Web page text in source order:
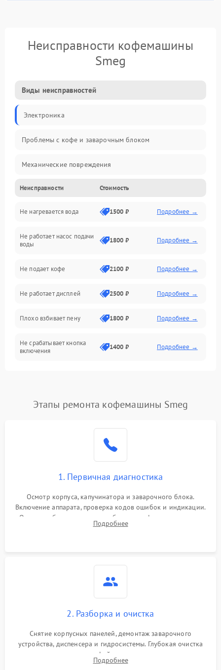
Неисправности кофемашины
Smeg
Виды неисправностей
Электроника
Проблемы с кофе и заварочным блоком
Механические повреждения
Прочие неисправности
Включение и работа
Проблемы с водой
Проблемы с капучинатором и паром
Управление и электроника
Программное обеспечение
Неисправности Стоимость
Не нагревается вода 1500 ₽ Подробнее →
Не работает насос подачи
воды
1800 ₽ Подробнее →
Не подает кофе 2100 ₽ Подробнее →
Не работает дисплей 2500 ₽ Подробнее →
Плохо взбивает пену 1800 ₽ Подробнее →
Не срабатывает кнопка
включения
1400 ₽ Подробнее →
Постоянные сбои в работе 1500 ₽ Подробнее →
Этапы ремонта кофемашины Smeg
1. Первичная диагностика
Осмотр корпуса, капучинатора и заварочного блока.
Включение аппарата, проверка кодов ошибок и индикации.
Оценка работы помпы, термоблока и кофемолки на слух.
Измерение температуры и давления воды для выявления
Подробнее
2. Разборка и очистка
Снятие корпусных панелей, демонтаж заварочного
устройства, диспенсера и гидросистемы. Глубокая очистка
внутренних узлов от кофейных масел, жмыха и накипи.
Промывка дренажных каналов и фильтров с использованием
Подробнее